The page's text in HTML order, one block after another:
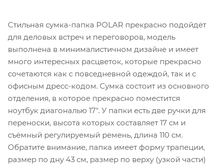
Стильная сумка-папка POLAR прекрасно подойдёт
для деловых встреч и переговоров, модель
выполнена в минималистичном дизайне и имеет
много интересных расцветок, которые прекрасно
сочетаются как с повседневной одеждой, так и с
офисным дресс-кодом. Сумка состоит из основного
отделения, в которое прекрасно поместится
ноутбук диагональю 17". У папки есть две ручки для
переноски, высота которых составляет 17 см и
съёмный регулируемый ремень, длина 110 см.
Обратите внимание, папка имеет форму трапеции,
размер по дну 43 см, размер по верху (узкой части)